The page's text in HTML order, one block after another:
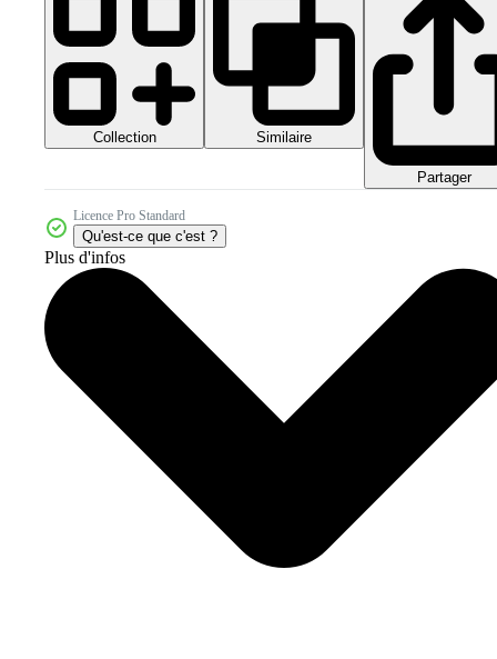
Collection Similaire
Partager
Licence Pro Standard
Qu'est-ce que c'est ?
Plus d'infos